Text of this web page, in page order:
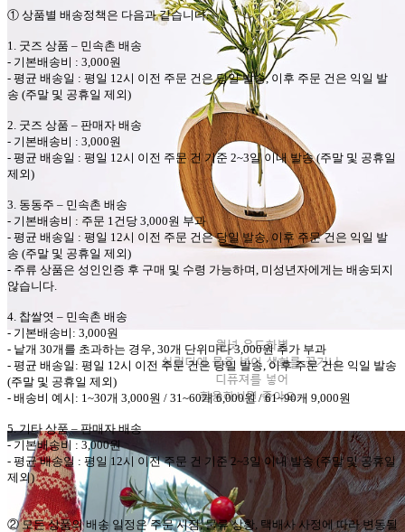
① 상품별 배송정책은 다음과 같습니다.
1. 굿즈 상품 – 민속촌 배송
- 기본배송비 : 3,000원
- 평균 배송일 : 평일 12시 이전 주문 건은 당일 발송,이후 주문 건은 익일 발
송 (주말 및 공휴일 제외)
2. 굿즈 상품 – 판매자 배송
- 기본배송비 : 3,000원
- 평균 배송일 : 평일 12시 이전 주문 건 기준 2~3일 이내 발송(주말 및 공휴일
제외)
3. 동동주 – 민속촌 배송
- 기본배송비 : 주문 1 건당 3,000원 부과
- 평균 배송일 : 평일 12시 이전 주문 건은 당일 발송,이후 주문 건은 익일 발
송 (주말 및 공휴일 제외)
- 주류 상품은 성인인증 후 구매 및 수령 가능하며 미성년자에게는 배송되지
않습니다
4. 찹쌀엿 – 민속촌 배송
- 기본배송비 : 3,000원
- 낱개 30개를 초과하는 경우 , 30개 단위마다3,000원 추가 부과
- 평균 배송일 : 평일 12시 이전 주문 건은 당일 발송 ,이후 주문 건은 익일 발송
(주말 및 공휴일 제외)
- 배송비 예시 : 1~30개 3,000원 / 31~60개6,000원 / 61~90개 9,000원
5.기타 상품– 판매자 배송
-기본배송비 : 3,000원
- 평균 배송일 : 평일 12시 이전 주문 건 기준2~3일 이내 발송 (주말 및 공휴일
제외)
②모든 상품의 배송 일정은 주문 시점,물류 상황 택배사 사정에 따라 변동될